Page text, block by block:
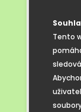
Tento